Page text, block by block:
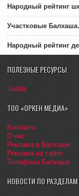
Народный рейтинг
Участковые
Народный рейтинг
ПОЛЕЗНЫЕ РЕСУРСЫ
Jooble
ТОО «ОРКЕН МЕДИА»
Контакты
О нас
Реклама в Балхаше
Реклама на сайте
Телефоны Балхаша
НОВОСТИ ПО РАЗДЕЛАМ